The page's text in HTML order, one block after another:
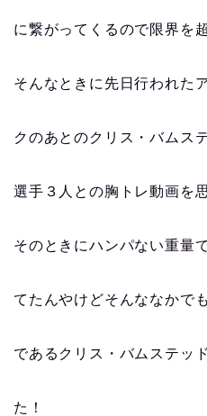
に繋がってくるので限界を
そんなときに先日行われた
クのあとのクリス・バムス
選手３人との胸トレ動画を
そのときにハンパない重量
てたんやけどそんななかで
であるクリス・バムステッ
た！